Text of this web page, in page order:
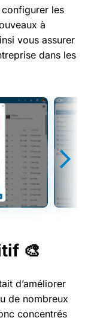
configurer les
à
vous assurer
dans les
🎨
d’améliorer
de nombreux
concentrés